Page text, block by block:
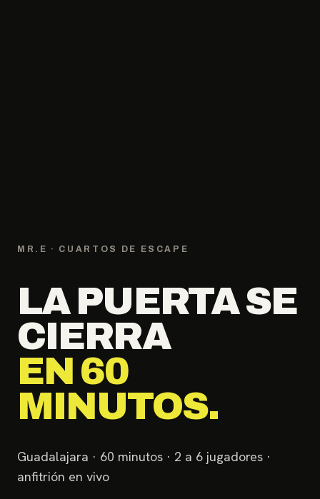
MR.E · CUARTOS DE ESCAPE
LA PUERTA SE
CIERRA
EN 60
MINUTOS.
Guadalajara · 60 minutos · 2 a 6 jugadores ·
anfitrión en vivo